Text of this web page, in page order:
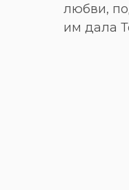
любви,
им дала